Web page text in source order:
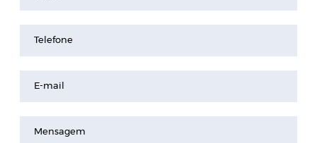
Telefone
E-mail
Mensagem